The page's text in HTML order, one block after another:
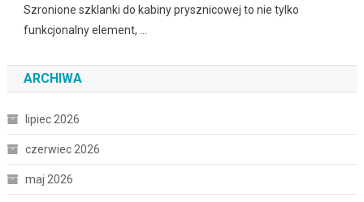
Szronione szklanki do kabiny prysznicowej to nie tylko
funkcjonalny element, …
ARCHIWA
lipiec 2026
czerwiec 2026
maj 2026